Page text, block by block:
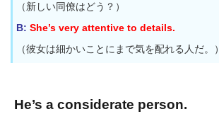
（新しい同僚はどう？）
B: She’s very attentive to details.
（彼女は細かいことにまで気を配れる人だ。）
He’s a considerate person.